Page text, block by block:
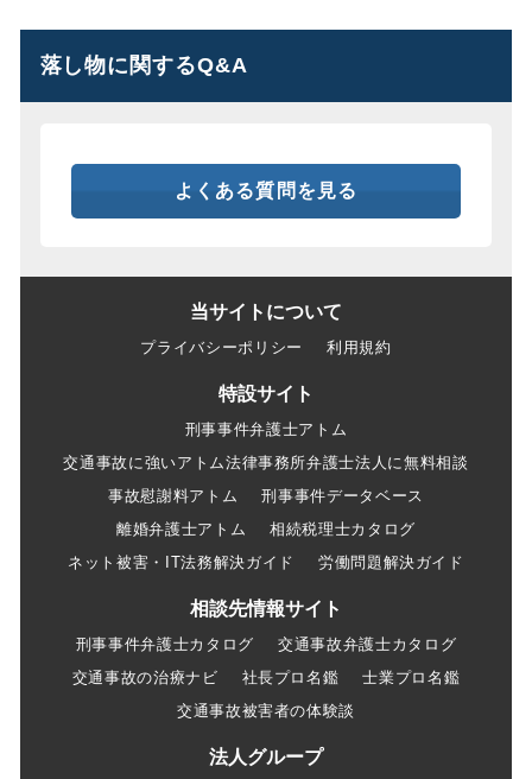
落し物に関するQ&A
よくある質問を見る
当サイトについて
プライバシーポリシー 利用規約
特設サイト
刑事事件弁護士アトム
交通事故に強いアトム法律事務所弁護士法人に無料相談
事故慰謝料アトム
刑事事件データベース
離婚弁護士アトム
相続税理士カタログ
ネット被害・IT法務解決ガイド
労働問題解決ガイド
相談先情報サイト
刑事事件弁護士カタログ
交通事故弁護士カタログ
交通事故の治療ナビ
社長プロ名鑑
士業プロ名鑑
交通事故被害者の体験談
法人グループ